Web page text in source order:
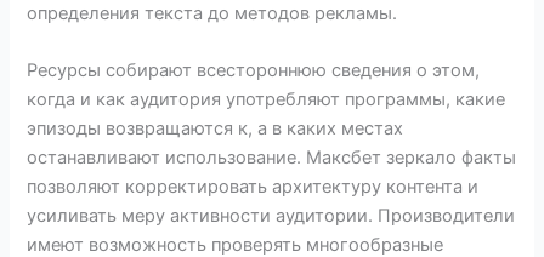
определения текста до методов рекламы.
Ресурсы собирают всестороннюю сведения о этом,
когда и как аудитория употребляют программы, какие
эпизоды возвращаются к, а в каких местах
останавливают использование. Максбет зеркало факты
позволяют корректировать архитектуру контента и
усиливать меру активности аудитории. Производители
имеют возможность проверять многообразные